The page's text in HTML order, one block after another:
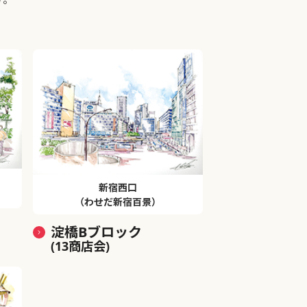
新宿西口
（わせだ新宿百景）
淀橋Bブロック
(13商店会)